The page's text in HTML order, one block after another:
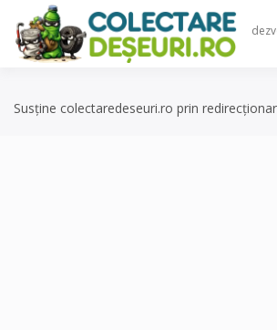
content
Susține colectaredeseuri.ro prin